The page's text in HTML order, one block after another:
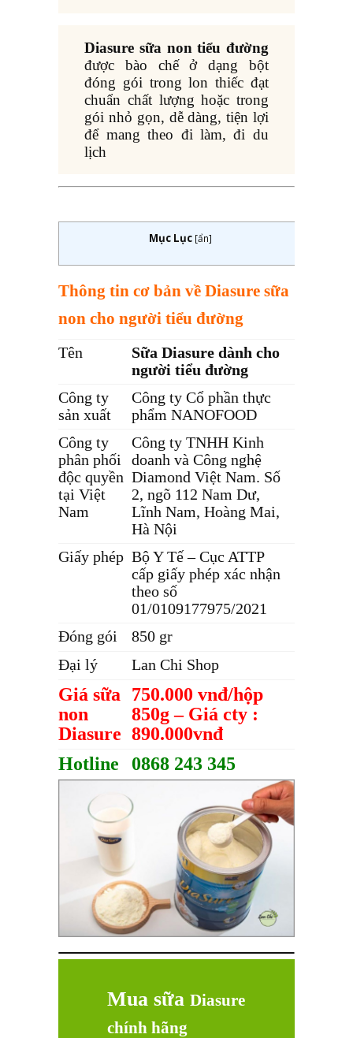
Diasure sữa non tiểu đường
được bào chế ở dạng bột
đóng gói trong lon thiếc đạt
chuẩn chất lượng hoặc trong
gói nhỏ gọn, dễ dàng, tiện lợi
để mang theo đi làm, đi du
lịch
Mục Lục [ẩn]
Thông tin cơ bản về Diasure sữa
non cho người tiểu đường
Tên
Sữa Diasure dành cho
người tiểu đường
Công ty
sản xuất
Công ty Cổ phần thực
phẩm NANOFOOD
Công ty
phân phối
độc quyền
tại Việt
Nam
Công ty TNHH Kinh
doanh và Công nghệ
Diamond Việt Nam. Số
2, ngõ 112 Nam Dư,
Lĩnh Nam, Hoàng Mai,
Hà Nội
Giấy phép Bộ Y Tế – Cục ATTP
cấp giấy phép xác nhận
theo số
01/0109177975/2021
Đóng gói
850 gr
Đại lý
Lan Chi Shop
Giá sữa
non
Diasure
750.000 vnđ/hộp
850g – Giá cty :
890.000vnđ
Hotline
0868 243 345
Mua sữa Diasure
chính hãng